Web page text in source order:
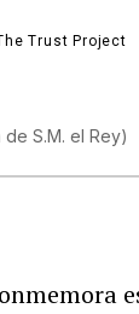
S.M. el Rey)